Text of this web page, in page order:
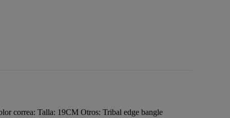
correa: Talla: 19CM Otros: Tribal edge bangle